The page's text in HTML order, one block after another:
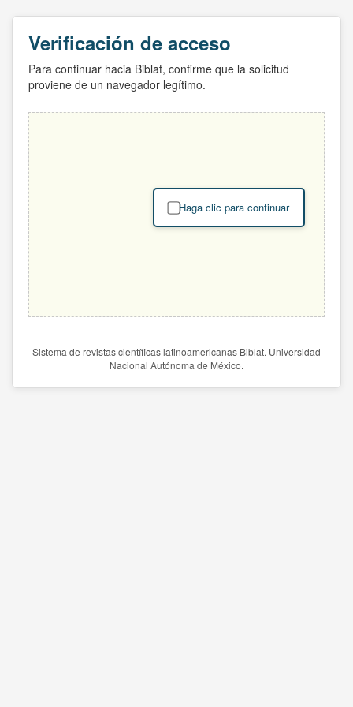
Verificación de acceso
Para continuar hacia Biblat, confirme que la solicitud
proviene de un navegador legítimo.
Haga clic para continuar
Sistema de revistas científicas latinoamericanas Biblat. Universidad
Nacional Autónoma de México.